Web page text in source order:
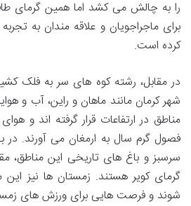
را به چالش می کشد اما همین گرمای
برای ماجراجویان و علاقه مندان به
کرده است.
در مقابل، رشته کوه های سر به فلک
شهر کرمان مانند ماهان و راین، آب و
مناطق در ارتفاعات قرار گرفته اند و
فصول گرم سال به ارمغان می آورند. در
سرسبز و باغ های تاریخی این مناطق،
گرمای کویر هستند. زمستان ها نیز
شوند و فرصت هایی برای ورزش های